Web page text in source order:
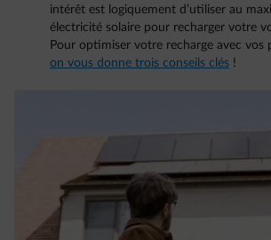
intérêt est logiquement d’utiliser au
électricité solaire pour recharger votre
Pour optimiser votre recharge avec vos
on vous donne trois conseils clés !